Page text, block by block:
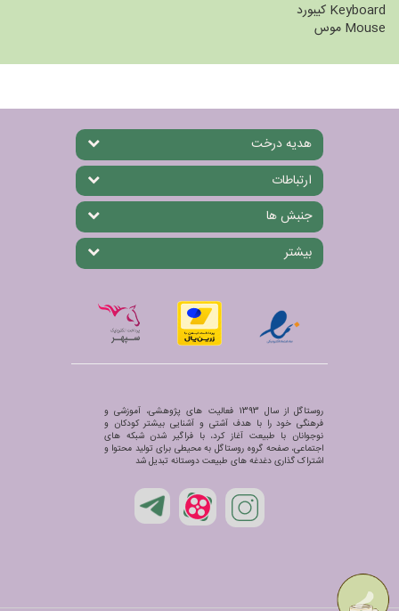
Keyboard کیبورد
Mouse موس
هدیه درخت
ارتباطات
جنبش ها
بیشتر
روستاگل از سال 1393 فعالیت های پژوهشی، آموزشی و
فرهنگی خود را با هدف آشتی و آشنایی بیشتر کودکان و
نوجوانان با طبیعت آغاز کرد، با فراگیر شدن شبکه های
اجتماعی، صفحه گروه روستاگل به محیطی برای تولید محتوا و
اشتراک گذاری دغدغه های طبیعت دوستانه تبدیل شد